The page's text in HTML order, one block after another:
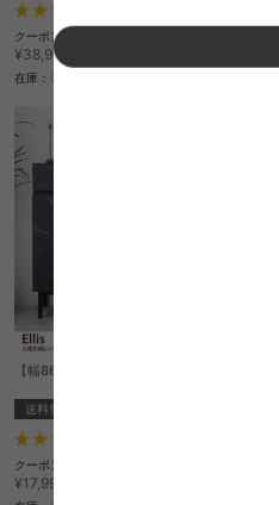
クーポン利用で
¥38,999→
在庫：〇
【幅86cm】大理石柄レンジ台
送料無料
クーポン利用で
¥17,999→